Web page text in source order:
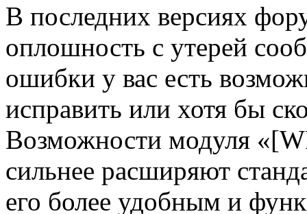
В последних версиях
оплошность с утерей
ошибки у вас есть
исправить или хотя бы
Возможности модуля
сильнее расширяют
его более удобным и